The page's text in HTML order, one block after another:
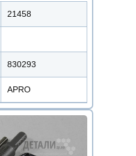
21458
830293
APRO